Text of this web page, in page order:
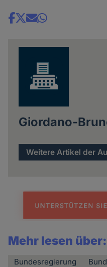
Share
Giordano-
Weitere Artikel der
Mehr lesen über:
Bundesregierung